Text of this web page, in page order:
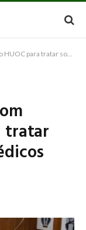
repasses aos médicos patologistas
tratar